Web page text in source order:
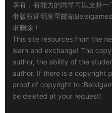
享有，有能力的同学可以支持
带版权证明发至邮箱
求删除！
This site resources from the
learn and exchange! The
author, the ability of the
author. If there is a copyright
proof of copyright to :
be deleted at your request!